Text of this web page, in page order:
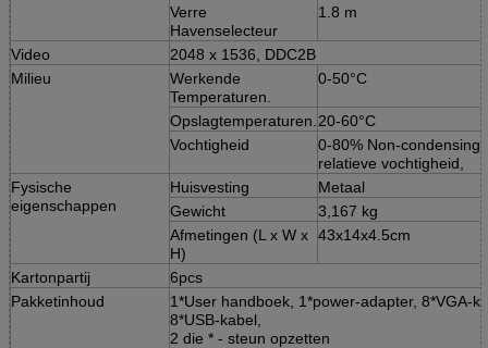
Verre
Havenselecteur
1.8 m
Video
2048 x 1536, DDC2B
Milieu
Werkende
Temperaturen.
0-50°C
Opslagtemperaturen. 20-60°C
Vochtigheid
0-80% Non-condensing
relatieve vochtigheid,
Fysische
eigenschappen
Huisvesting
Metaal
Gewicht
3,167 kg
Afmetingen (L x W x
H)
43x14x4.5cm
Kartonpartij
6pcs
Pakketinhoud
1*User handboek, 1*power-adapter, 8*VGA-
8*USB-kabel,
2 die * - steun opzetten